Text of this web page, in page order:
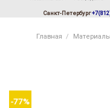
Санкт-Петербург
Главная /
-77%